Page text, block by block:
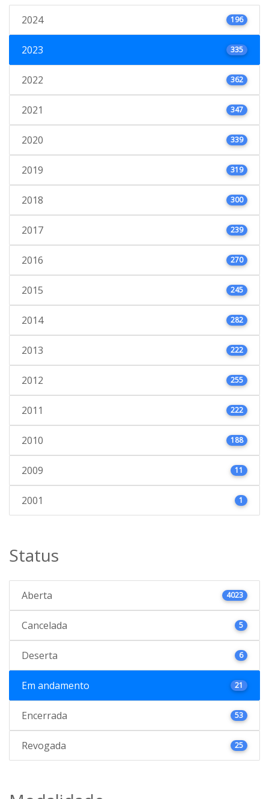
2024 196
2023 335
2022 362
2021 347
2020 339
2019 319
2018 300
2017 239
2016 270
2015 245
2014 282
2013 222
2012 255
2011 222
2010 188
2009 11
2001 1
Status
Aberta 4023
Cancelada 5
Deserta 6
Em andamento 21
Encerrada 53
Revogada 25